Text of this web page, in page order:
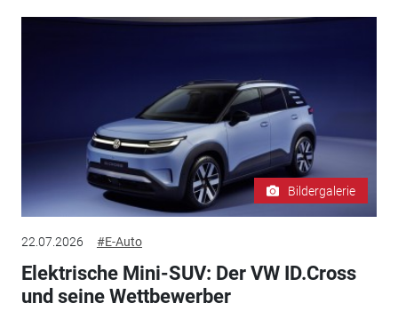
Bildergalerie
22.07.2026 #E-Auto
Elektrische Mini-SUV: Der VW ID.Cross
und seine Wettbewerber